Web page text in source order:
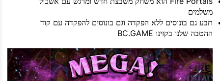
משלמים
תבע גם בונוסים ללא הפקדה וגם בונוסים להפקדה עם קוד
ההטבה שלנו בקזינו BC.GAME